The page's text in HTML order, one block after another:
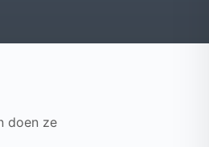
doen ze